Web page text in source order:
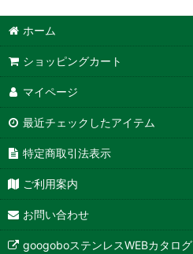
ホーム
ショッピングカート
マイページ
最近チェックしたアイテム
特定商取引法表示
ご利用案内
お問い合わせ
googoboステンレスWEBカタログ